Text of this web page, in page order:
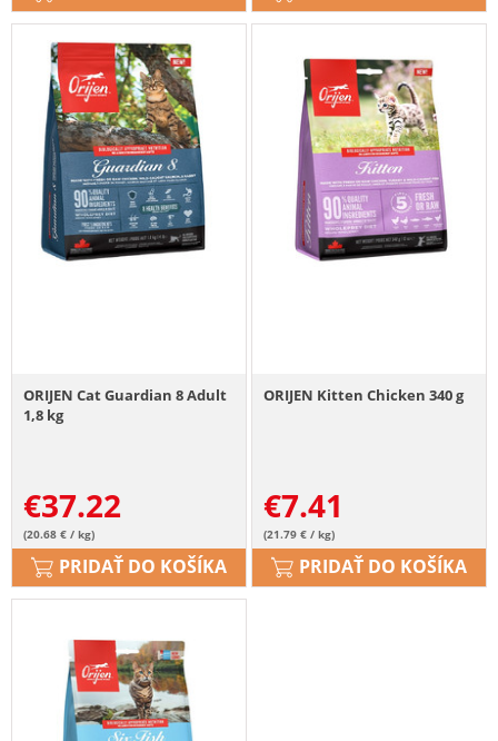
ORIJEN Cat Guardian 8 Adult
1,8 kg
€37.22
(20.68 € / kg)
PRIDAŤ DO KOŠÍKA
ORIJEN Kitten Chicken 340 g
€7.41
(21.79 € / kg)
PRIDAŤ DO KOŠÍKA